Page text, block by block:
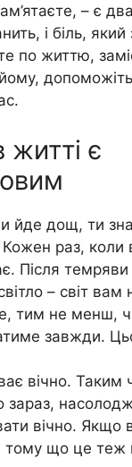
– є
і бiль, який
по життю,
житті є
йде дощ, ти
Кожен раз, коли
Після
– світ
тим не менш,
завжди.
вічно.
зараз,
вічно. Якщо
тому що це теж